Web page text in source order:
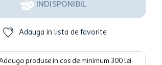
INDISPONIBIL
Adauga in lista de favorite
produse in cos de minimum 300 lei